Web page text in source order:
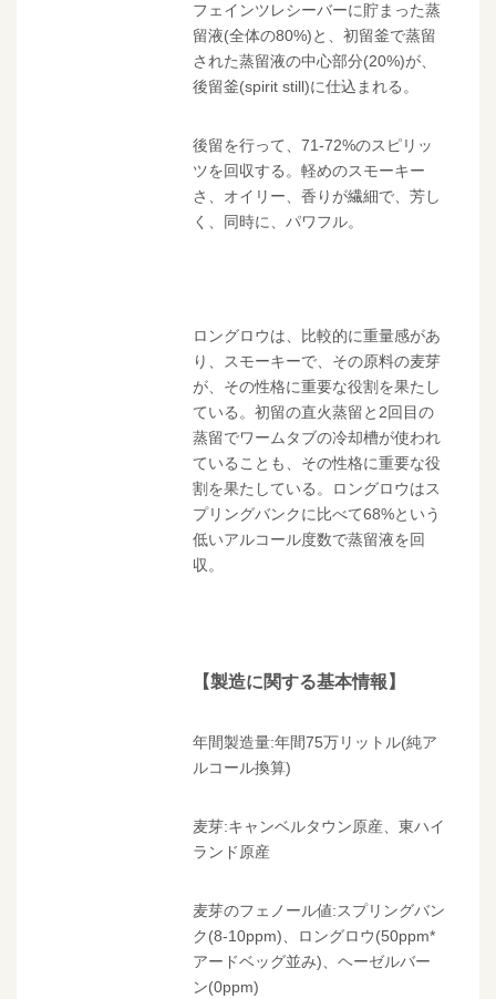
フェインツレシーバーに貯まった蒸
留液(全体の80%)と、初留釜で蒸留
された蒸留液の中心部分(20%)が、
後留釜(spirit still)に仕込まれる。
後留を行って、71-72%のスピリッ
ツを回収する。軽めのスモーキー
さ、オイリー、香りが繊細で、芳し
く、同時に、パワフル。
ロングロウは、比較的に重量感があ
り、スモーキーで、その原料の麦芽
が、その性格に重要な役割を果たし
ている。初留の直火蒸留と2回目の
蒸留でワームタブの冷却槽が使われ
ていることも、その性格に重要な役
割を果たしている。ロングロウはス
プリングバンクに比べて68%という
低いアルコール度数で蒸留液を回
収。
【製造に関する基本情報】
年間製造量:年間75万リットル(純ア
ルコール換算)
麦芽:キャンベルタウン原産、東ハイ
ランド原産
麦芽のフェノール値:スプリングバン
ク(8-10ppm)、ロングロウ(50ppm*
アードベッグ並み)、ヘーゼルバー
ン(0ppm)